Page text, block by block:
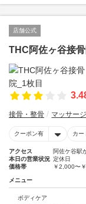
店舗公式
THC阿佐ヶ谷接
接骨・整骨 マッサージ
クーポン有 カー
アクセス
阿佐ケ谷駅
本日の営業状況 定休日
価格帯
￥2,000〜
メニュー
ボディケア